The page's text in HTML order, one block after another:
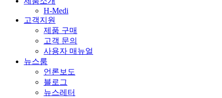
H-Medi
고객지원
제품 구매
고객 문의
사용자 매뉴얼
뉴스룸
언론보도
블로그
뉴스레터